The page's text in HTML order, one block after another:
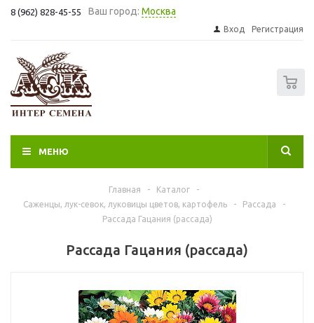
8 (962) 828-45-55 Ваш город: Москва
Вход Регистрация
МЕНЮ
Главная - Каталог
-
Саженцы, лук-севок, луковицы цветов, картофель
- Рассада
-
Рассада Гацания (рассада)
Рассада Гацания (рассада)